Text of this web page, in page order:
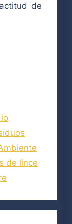
de
de lince